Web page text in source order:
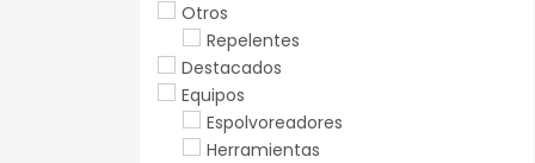
Otros
Repelentes
Destacados
Equipos
Espolvoreadores
Herramientas